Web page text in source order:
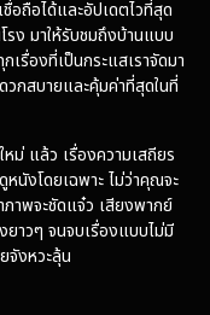
อถือได้และอัปเดตไวที่สุด
รง มาให้รับชมถึงบ้านแบบ
รื่องที่เป็นกระแสเราจัดมา
วกสบายและคุ้มค่าที่สุดในที่
ม่ แล้ว เรื่องความเสถียร
นังโดยเฉพาะ ไม่ว่าคุณจะ
ภาพจะชัดแจ๋ว เสียงพากย์
ยาวๆ จนจบเรื่องแบบไม่มี
จังหวะลุ้น